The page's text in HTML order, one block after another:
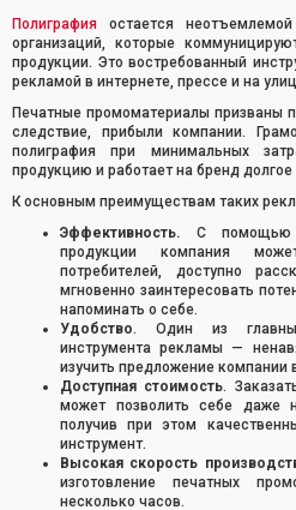
Полиграфия остается
организаций, которые
продукции. Это востребованный
рекламой в интернете, прессе и на
Печатные промоматериалы призваны
следствие, прибыли компании.
полиграфия при минимальных
продукцию и работает на бренд долгое
К основным преимуществам таких
Эффективность. С помощью
продукции компания
потребителей, доступно
мгновенно заинтересовать
напоминать о себе.
Удобство. Один из
инструмента рекламы —
изучить предложение компании
Доступная стоимость.
может позволить себе даже
получив при этом
инструмент.
Высокая скорость
изготовление печатных
несколько часов.